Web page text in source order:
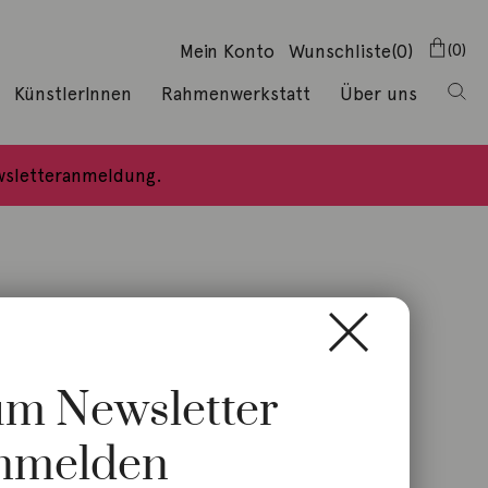
Mein Konto (0)
Wunschliste 0
KünstlerInnen Rahmenwerkstatt Über uns
Newsletter